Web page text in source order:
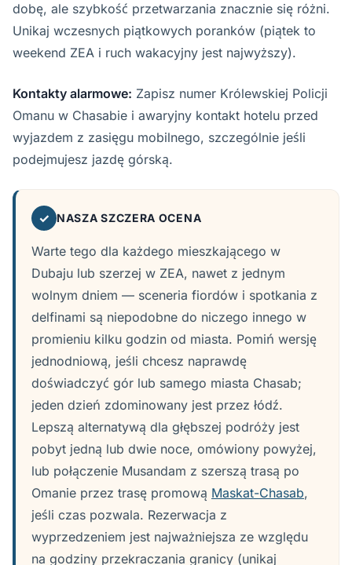
dobę, ale szybkość przetwarzania znacznie się różni.
Unikaj wczesnych piątkowych poranków (piątek to
weekend ZEA i ruch wakacyjny jest najwyższy).
Kontakty alarmowe: Zapisz numer Królewskiej Policji
Omanu w Chasabie i awaryjny kontakt hotelu przed
wyjazdem z zasięgu mobilnego, szczególnie jeśli
podejmujesz jazdę górską.
✓ NASZA SZCZERA OCENA
Warte tego dla każdego mieszkającego w
Dubaju lub szerzej w ZEA, nawet z jednym
wolnym dniem — sceneria fiordów i spotkania z
delfinami są niepodobne do niczego innego w
promieniu kilku godzin od miasta. Pomiń wersję
jednodniową, jeśli chcesz naprawdę
doświadczyć gór lub samego miasta Chasab;
jeden dzień zdominowany jest przez łódź.
Lepszą alternatywą dla głębszej podróży jest
pobyt jedną lub dwie noce, omówiony powyżej,
lub połączenie Musandam z szerszą trasą po
Omanie przez trasę promową Maskat-Chasab,
jeśli czas pozwala. Rezerwacja z
wyprzedzeniem jest najważniejsza ze względu
na godziny przekraczania granicy (unikaj